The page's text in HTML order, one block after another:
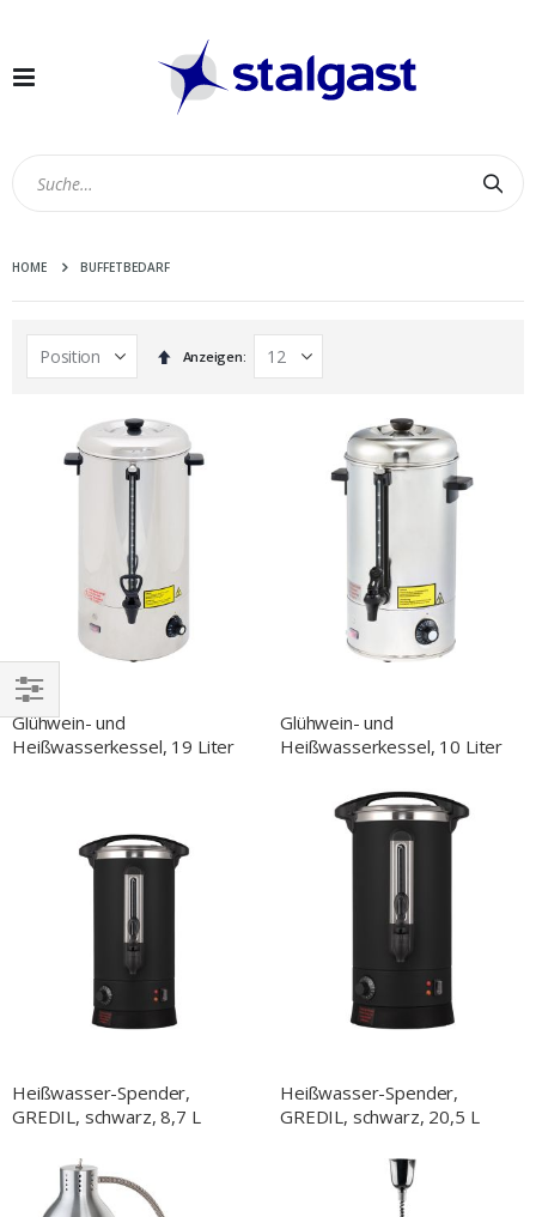
Navigation
HOME BUFFETBEDARF
In
absteigender
Anzeigen
Glühwein- und
Heißwasserkessel, 19 Liter
Glühwein- und
Heißwasserkessel, 10 Liter
Heißwasser-Spender,
GREDIL, schwarz, 8,7 L
Heißwasser-Spender,
GREDIL, schwarz, 20,5 L
EINKAUFEN
NACH